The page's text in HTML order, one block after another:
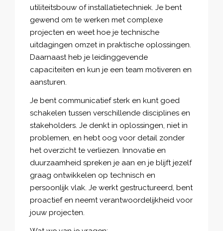
utiliteitsbouw of installatietechniek. Je bent
gewend om te werken met complexe
projecten en weet hoe je technische
uitdagingen omzet in praktische oplossingen.
Daarnaast heb je leidinggevende
capaciteiten en kun je een team motiveren en
aansturen.
Je bent communicatief sterk en kunt goed
schakelen tussen verschillende disciplines en
stakeholders. Je denkt in oplossingen, niet in
problemen, en hebt oog voor detail zonder
het overzicht te verliezen. Innovatie en
duurzaamheid spreken je aan en je blijft jezelf
graag ontwikkelen op technisch en
persoonlijk vlak. Je werkt gestructureerd, bent
proactief en neemt verantwoordelijkheid voor
jouw projecten.